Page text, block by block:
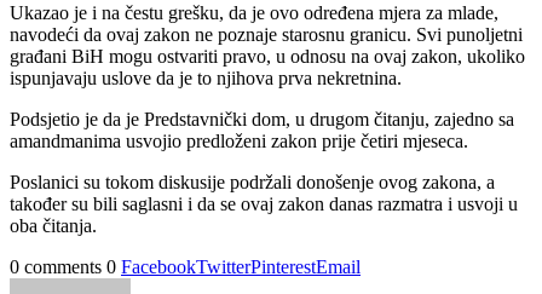
Ukazao je i na čestu grešku, da je ovo određena mjera za mlade,
navodeći da ovaj zakon ne poznaje starosnu granicu. Svi punoljetni
građani BiH mogu ostvariti pravo, u odnosu na ovaj zakon, ukoliko
ispunjavaju uslove da je to njihova prva nekretnina.
Podsjetio je da je Predstavnički dom, u drugom čitanju, zajedno sa
amandmanima usvojio predloženi zakon prije četiri mjeseca.
Poslanici su tokom diskusije podržali donošenje ovog zakona, a
također su bili saglasni i da se ovaj zakon danas razmatra i usvoji u
oba čitanja.
0 comments 0 FacebookTwitterPinterestEmail